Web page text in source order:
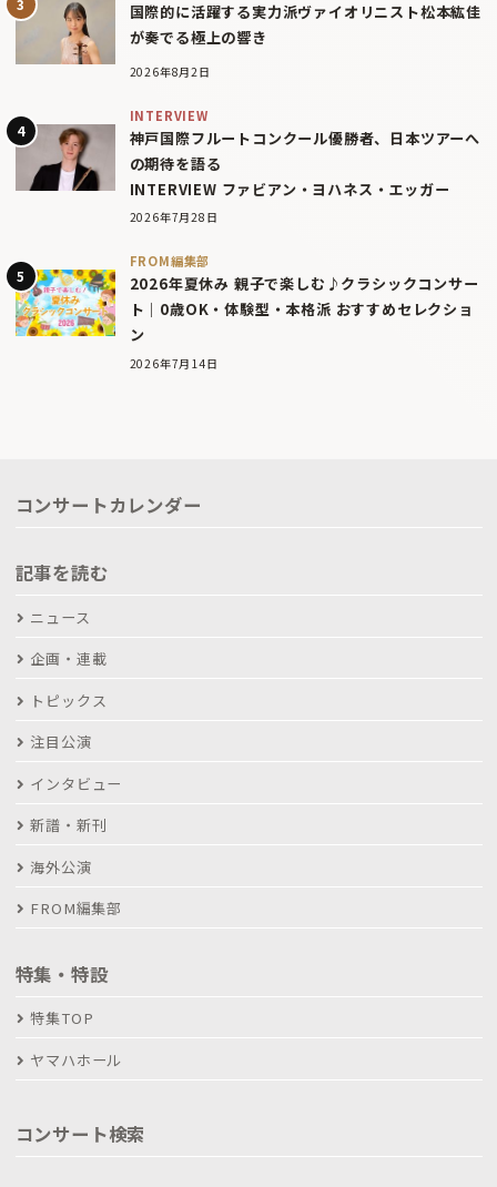
国際的に活躍する実力派ヴァイオリニスト松本紘佳
が奏でる極上の響き
2026年8月2日
INTERVIEW
神戸国際フルートコンクール優勝者、日本ツアーへ
の期待を語る
INTERVIEW ファビアン・ヨハネス・エッガー
2026年7月28日
FROM編集部
2026年夏休み 親子で楽しむ♪クラシックコンサー
ト｜0歳OK・体験型・本格派 おすすめセレクショ
ン
2026年7月14日
コンサートカレンダー
記事を読む
ニュース
企画・連載
トピックス
注目公演
インタビュー
新譜・新刊
海外公演
FROM編集部
特集・特設
特集TOP
ヤマハホール
コンサート検索